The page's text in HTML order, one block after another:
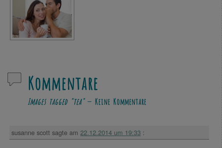
Kommentare
Images tagged "tea"— Keine Kommentare
susanne scott sagte am 22.12.2014 um 19:33 :